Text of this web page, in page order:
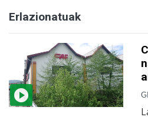
Erlazionatuak